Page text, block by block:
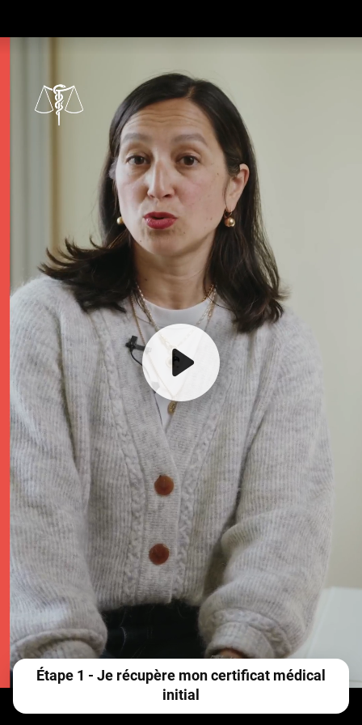
Vous êtes victime d’un accident de la vie ?
Étape 1 - Je récupère mon certificat médical
initial